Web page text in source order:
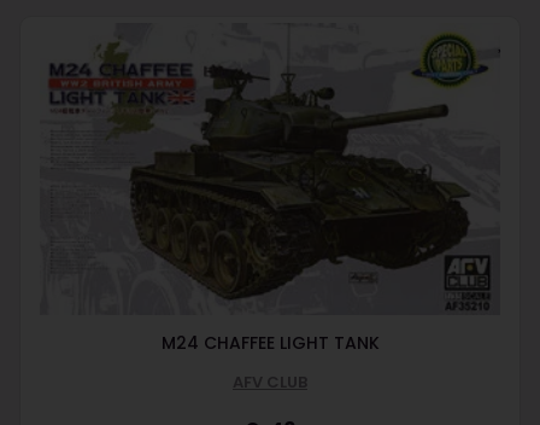
M24 CHAFFEE LIGHT TANK
AFV CLUB